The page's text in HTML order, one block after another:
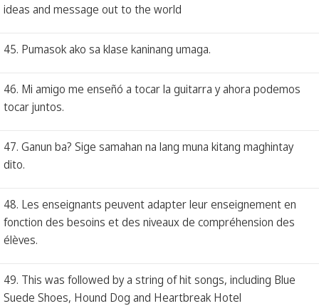
ideas and message out to the world
45. Pumasok ako sa klase kaninang umaga.
46. Mi amigo me enseñó a tocar la guitarra y ahora podemos
tocar juntos.
47. Ganun ba? Sige samahan na lang muna kitang maghintay
dito.
48. Les enseignants peuvent adapter leur enseignement en
fonction des besoins et des niveaux de compréhension des
élèves.
49. This was followed by a string of hit songs, including Blue
Suede Shoes, Hound Dog and Heartbreak Hotel